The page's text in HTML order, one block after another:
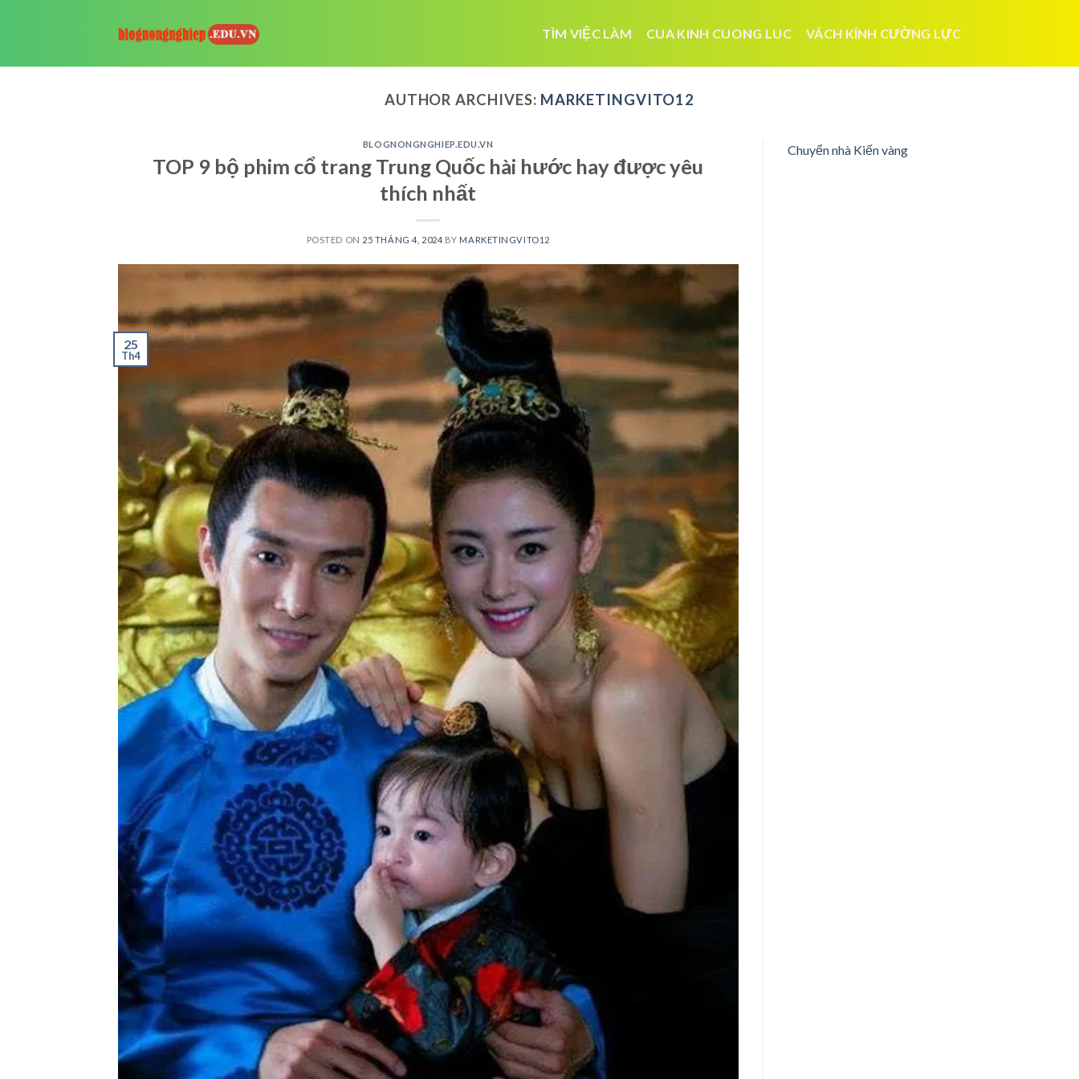
TÌM VIỆC LÀM CUA KINH CUONG LUC VÁCH KÍNH CƯỜNG LỰC
AUTHOR ARCHIVES: MARKETINGVITO12
BLOGNONGNGHIEP.EDU.VN
TOP 9 bộ phim cổ trang Trung Quốc hài hước hay được yêu
thích nhất
POSTED ON 25 THÁNG 4, 2024 BY MARKETINGVITO12
25
Th4
Chuyển nhà Kiến vàng